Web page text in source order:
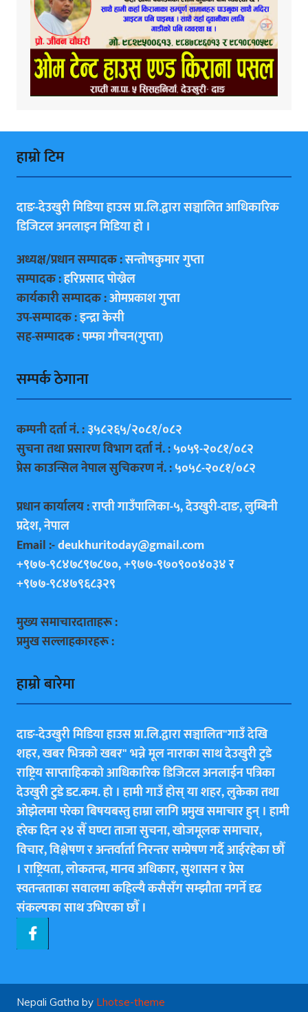
हाम्राे टिम
दाङ-देउखुरी मिडिया हाउस प्रा.लि.द्वारा सञ्चालित आधिकारिक
डिजिटल अनलाइन मिडिया हाे ।
अध्यक्ष/प्रधान सम्पादक :सन्ताेषकुमार गुप्ता
सम्पादक :हरिप्रसाद पाेख्रेल
कार्यकारी सम्पादक :ओमप्रकाश गुप्ता
उप-सम्पादक :इन्द्रा केसी
सह-सम्पादक :पम्फा गाैचन(गुप्ता)
सम्पर्क ठेगाना
कम्पनी दर्ता नं. :३५८२६५/२०८१/०८२
सुचना तथा प्रसारण विभाग दर्ता नं. :५०५९-२०८१/०८२
प्रेस काउन्सिल नेपाल सुचिकरण नं. :५०५८-२०८१/०८२
प्रधान कार्यालय :राप्ती गाउँपालिका-५, देउखुरी-दाङ, लुम्बिनी
प्रदेश, नेपाल
Email :-deukhuritoday@gmail.com
+९७७-९८४७८९७८७०, +९७७-९७०९००४०३४ र
+९७७-९८४७९६८३२९
मुख्य समाचारदाताहरू :
प्रमुख सल्लाहकारहरू :
हाम्राे बारेमा
दाङ-देउखुरी मिडिया हाउस प्रा.लि.द्वारा सञ्चालित"गाउँ देखि
शहर, खबर भित्रकाे खबर" भन्ने मूल नाराका साथ देउखुरी टुडे
राष्ट्रिय साप्ताहिककाे आधिकारिक डिजिटल अनलाईन पत्रिका
देउखुरी टुडे डट.कम. हाे । हामी गाउँ हाेस् या शहर, लुकेका तथा
ओझेलमा परेका बिषयबस्तु हाम्रा लागि प्रमुख समाचार हुन् । हामी
हरेक दिन २४ सैँ घण्टा ताजा सुचना, खोजमूलक समाचार,
विचार, विश्लेषण र अन्तर्वार्ता निरन्तर सम्प्रेषण गर्दै आईरहेका छाैँ
। राष्ट्रियता, लोकतन्त्र, मानव अधिकार, सुशासन र प्रेस
स्वतन्त्रताका सवालमा कहिल्यै कसैसँग सम्झौता नगर्ने दृढ
संकल्पका साथ उभिएका छाैँ ।
Nepali Gatha by Lhotse-theme